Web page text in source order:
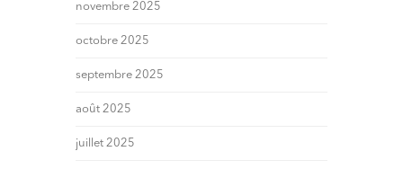
novembre 2025
octobre 2025
septembre 2025
août 2025
juillet 2025